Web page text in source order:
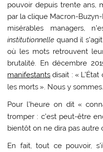
pouvoir depuis trente ans,
par la clique Macron-
misérables managers,
institutionnelle quand il
où les mots retrouvent
brutalité. En décembre
manifestants disait : «
les morts ». Nous y sommes.
Pour l’heure on dit «
tromper : c’est peut-être
bientôt on ne dira pas autre
En fait, tout ce pouvoir,